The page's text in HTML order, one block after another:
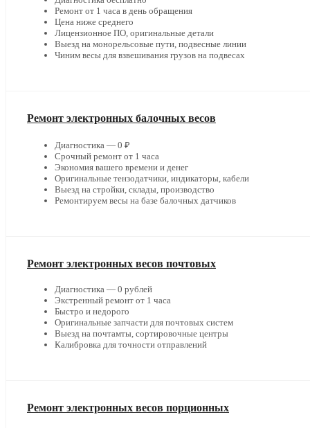
Ремонт от 1 часа в день обращения
Цена ниже среднего
Лицензионное ПО, оригинальные детали
Выезд на монорельсовые пути, подвесные линии
Чиним весы для взвешивания грузов на подвесах
Ремонт электронных балочных весов
Диагностика — 0 ₽
Срочный ремонт от 1 часа
Экономия вашего времени и денег
Оригинальные тензодатчики, индикаторы, кабели
Выезд на стройки, склады, производство
Ремонтируем весы на базе балочных датчиков
Ремонт электронных весов почтовых
Диагностика — 0 рублей
Экстренный ремонт от 1 часа
Быстро и недорого
Оригинальные запчасти для почтовых систем
Выезд на почтамты, сортировочные центры
Калибровка для точности отправлений
Ремонт электронных весов порционных